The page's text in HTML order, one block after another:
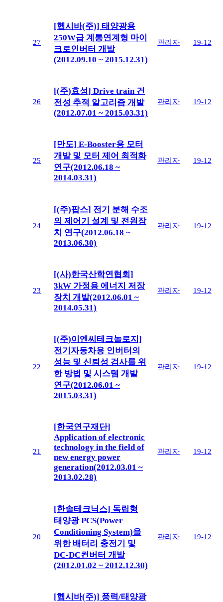
27
[헵시바(주)] 태양광용
250W급 계통연계형 마이
크로인버터 개발
(2012.09.10 ~ 2015.12.31)
관리자 19-12
26
[(주)효성] Drive train 건
전성 추적 알고리즘 개발
(2012.07.01 ~ 2015.03.31)
관리자 19-12
25
[만도] E-Booster용 모터
개발 및 모터 제어 최적화
연구(2012.06.18 ~
2014.03.31)
관리자 19-12
24
[(주)팝스] 전기 분해 수조
의 제어기 설계 및 전원장
치 연구(2012.06.18 ~
2013.06.30)
관리자 19-12
23
[(사)한국산학연협회]
3kW 가정용 에너지 저장
장치 개발(2012.06.01 ~
2014.05.31)
관리자 19-12
22
[(주)이엔씨테크놀로지]
전기자동차용 인버터의
성능 및 신뢰성 검사를 위
한 방법 및 시스템 개발
연구(2012.06.01 ~
2015.03.31)
관리자 19-12
21
[한국연구재단]
Application of electronic
technology in the field of
new energy power
generation(2012.03.01 ~
2013.02.28)
관리자 19-12
20
[한솔테크닉스] 독립형
태양광 PCS(Power
Conditioning System)을
위한 배터리 충전기 및
DC-DC컨버터 개발
(2012.01.02 ~ 2012.12.30)
관리자 19-12
[헵시바(주)] 풍력/태양광